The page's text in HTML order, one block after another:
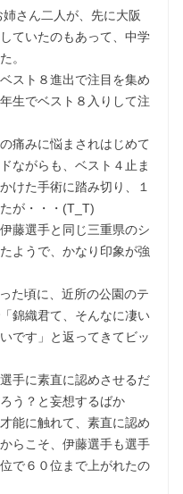
さん二人が、先に大阪
ていたのもあって、中学
。
スト８進出で注目を集め
生でベスト８入りして注
痛みに悩まされはじめて
ながらも、ベスト４止ま
けた手術に踏み切り、１
が・・・(T_T)
藤選手と同じ三重県のシ
ようで、かなり印象が強
た頃に、近所の公園のテ
錦織君て、そんなに凄い
です」と返ってきてビッ
手に素直に認めさせるだ
う？と妄想するばか
能に触れて、素直に認め
らこそ、伊藤選手も選手
で６０位まで上がれたの